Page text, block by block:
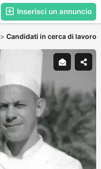
Inserisci un annuncio
> Candidati in cerca di lavoro